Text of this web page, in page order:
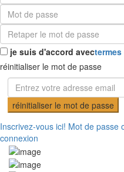
je suis d'accord avec
réinitialiser le mot de passe
réinitialiser le mot de passe
Inscrivez-vous ici! Mot de passe
connexion